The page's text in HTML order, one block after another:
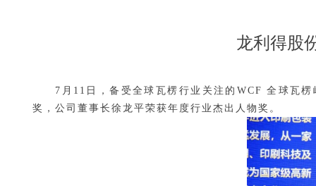
龙利得股
7月11日，备受全球瓦楞行业关注的WCF 全球瓦楞
奖，公司董事长徐龙平荣获年度行业杰出人物奖。